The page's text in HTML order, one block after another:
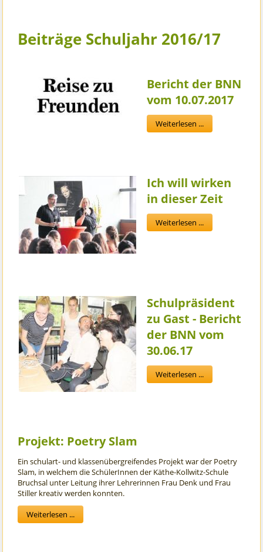
Beiträge Schuljahr 2016/17
Bericht der BNN
vom 10.07.2017
Weiterlesen ...
Ich will wirken
in dieser Zeit
Weiterlesen ...
Schulpräsident
zu Gast - Bericht
der BNN vom
30.06.17
Weiterlesen ...
Projekt: Poetry Slam
Ein schulart- und klassenübergreifendes Projekt war der Poetry
Slam, in welchem die SchülerInnen der Käthe-Kollwitz-Schule
Bruchsal unter Leitung ihrer Lehrerinnen Frau Denk und Frau
Stiller kreativ werden konnten.
Weiterlesen ...